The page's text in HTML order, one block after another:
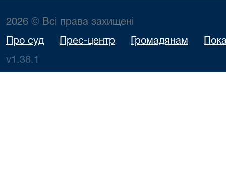
2026 © Всі права захищені
Про суд Прес-центр Громадянам
v1.38.1